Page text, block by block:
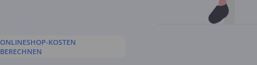
ONLINESHOP-KOSTEN
BERECHNEN